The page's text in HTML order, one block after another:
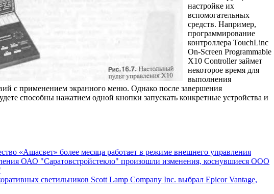
настройке их
вспомогательных
средств. Например,
программирование
контроллера TouchLinc
On-Screen Programmable
Х10 Controller займет
некоторое время для
выполнения
с применением экранного меню. Однако после завершения
способны нажатием одной кнопки запускать конкретные устройства и
«Ашасвет» более месяца работает в режиме внешнего управления
ОАО "Саратовстройстекло" произошли изменения, коснувшиеся ООО
светильников Scott Lamp Company Inc. выбрал Epicor Vantage,